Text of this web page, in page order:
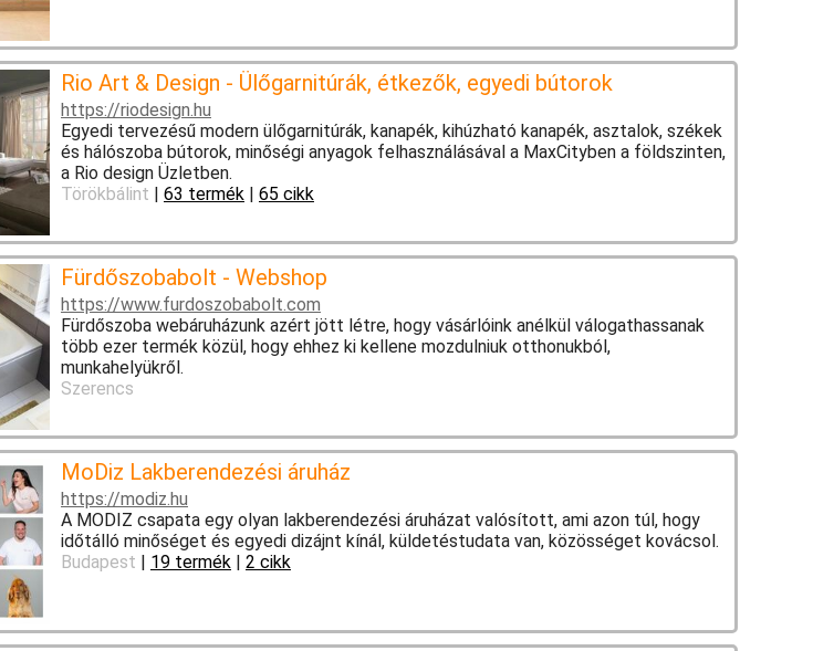
Rio Art & Design - Ülőgarnitúrák, étkezők, egyedi bútorok
https://riodesign.hu
Egyedi tervezésű modern ülőgarnitúrák, kanapék, kihúzható kanapék, asztalok, székek
és hálószoba bútorok, minőségi anyagok felhasználásával a MaxCityben a földszinten,
a Rio design Üzletben.
Törökbálint | 63 termék | 65 cikk
Fürdőszobabolt - Webshop
https://www.furdoszobabolt.com
Fürdőszoba webáruházunk azért jött létre, hogy vásárlóink anélkül válogathassanak
több ezer termék közül, hogy ehhez ki kellene mozdulniuk otthonukból,
munkahelyükről.
Szerencs
MoDiz Lakberendezési áruház
https://modiz.hu
A MODIZ csapata egy olyan lakberendezési áruházat valósított, ami azon túl, hogy
időtálló minőséget és egyedi dizájnt kínál, küldetéstudata van, közösséget kovácsol.
Budapest | 19 termék | 2 cikk